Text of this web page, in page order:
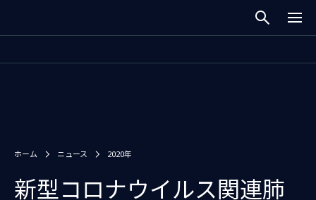
ホーム ニュース 2020年
新型コロナウイルス関連肺